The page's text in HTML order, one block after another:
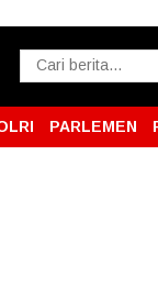
PARLEMEN